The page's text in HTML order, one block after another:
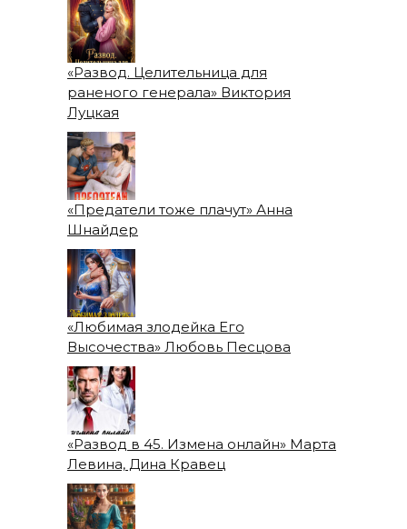
«Развод. Целительница для
раненого генерала» Виктория
Луцкая
«Предатели тоже плачут» Анна
Шнайдер
«Любимая злодейка Его
Высочества» Любовь Песцова
«Развод в 45. Измена онлайн» Марта
Левина, Дина Кравец